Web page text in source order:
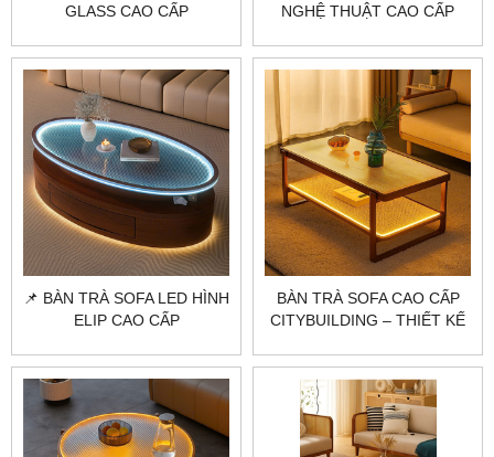
GLASS CAO CẤP
ÁNH SÁNG ẢO GIÁC HIỆN
ĐẠI
NGHỆ THUẬT CAO CẤP
📌 BÀN TRÀ SOFA LED HÌNH
ELIP CAO CẤP
BÀN TRÀ SOFA CAO CẤP
CITYBUILDING – THIẾT KẾ
CHO PHÒNG KHÁCH